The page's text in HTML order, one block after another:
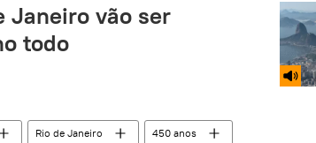
Janeiro vão ser
todo
Rio de Janeiro 450 anos